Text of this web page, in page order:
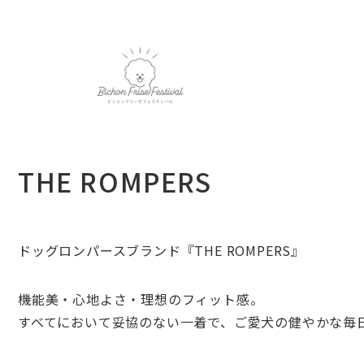
THE ROMPERS
ドッグロンパースブランド『THE ROMPERS』
機能美・心地よさ・理想のフィット感。
すべてにおいて妥協のない一着で、ご愛犬の健やかな毎